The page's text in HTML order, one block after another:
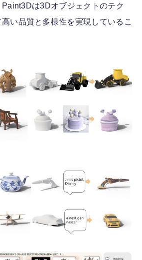
は3Dオブジェクトのテク
い品質と多様性を実現しているこ